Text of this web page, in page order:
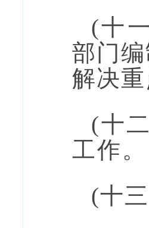
(十一
部门
解决
(十二
工作。
(十三